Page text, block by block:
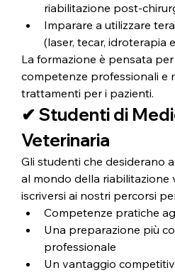
riabilitazione post-
Imparare a utilizzare
(laser, tecar, idroterapia
La formazione è pensata
competenze professionali e
trattamenti per i pazienti.
✔ Studenti di
Veterinaria
Gli studenti che desiderano
al mondo della riabilitazione
iscriversi ai nostri percorsi
Competenze pratiche
Una preparazione più
professionale
Un vantaggio